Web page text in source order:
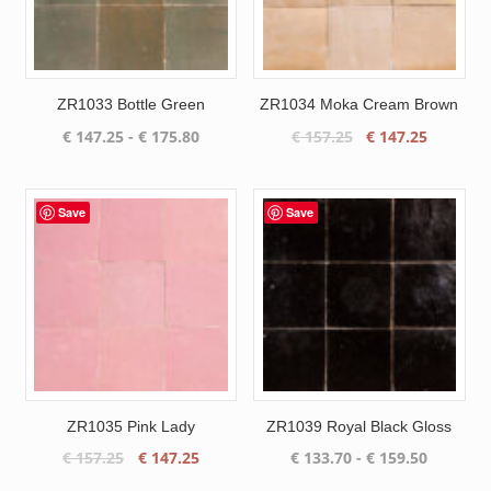
ZR1033 Bottle Green
€147.25 - €175.80Prijsklasse:
ZR1034 Moka Cream Brown
€157.25
Oorspronkelijke
€ 157.25.
€ 147.25Huidige
€
Save
ZR1035 Pink Lady
€157.25
Oorspronkelijke
€147.25Huidige
Save
ZR1039 Royal Black Gloss
€ 133.70 - € 159.50